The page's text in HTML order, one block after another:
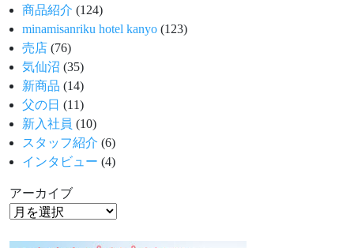
商品紹介 (124)
minamisanriku hotel kanyo (123)
売店 (76)
気仙沼 (35)
新商品 (14)
父の日 (11)
新入社員 (10)
スタッフ紹介 (6)
インタビュー (4)
アーカイブ